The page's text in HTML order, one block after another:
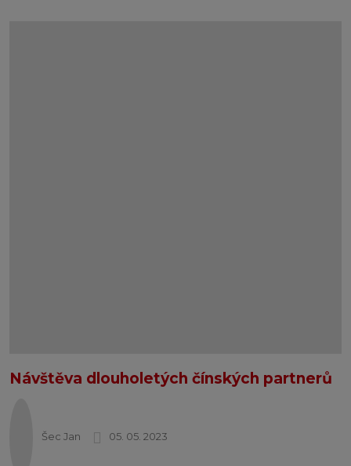
Návštěva dlouholetých čínských partnerů
Šec Jan 05. 05. 2023